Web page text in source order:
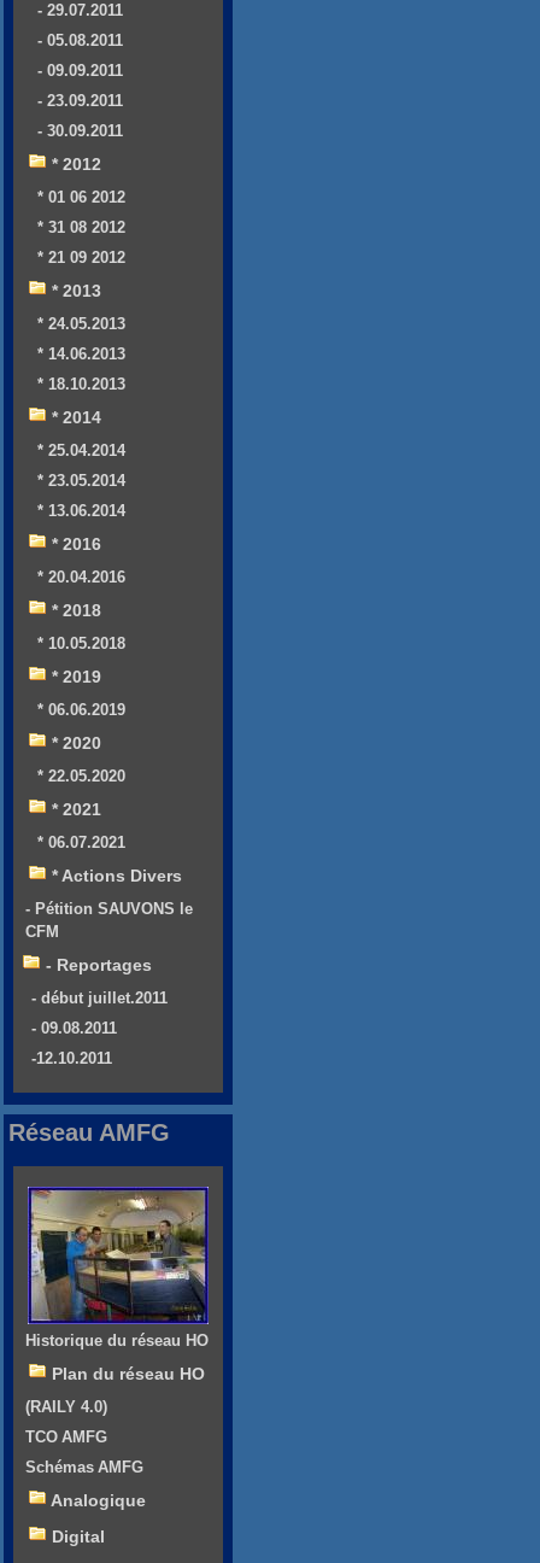
- 29.07.2011
- 05.08.2011
- 09.09.2011
- 23.09.2011
- 30.09.2011
* 2012
* 01 06 2012
* 31 08 2012
* 21 09 2012
* 2013
* 24.05.2013
* 14.06.2013
* 18.10.2013
* 2014
* 25.04.2014
* 23.05.2014
* 13.06.2014
* 2016
* 20.04.2016
* 2018
* 10.05.2018
* 2019
* 06.06.2019
* 2020
* 22.05.2020
* 2021
* 06.07.2021
* Actions Divers
- Pétition SAUVONS le
CFM
- Reportages
- début juillet.2011
- 09.08.2011
-12.10.2011
Réseau AMFG
Historique du réseau HO
Plan du réseau HO
(RAILY 4.0)
TCO AMFG
Schémas AMFG
Analogique
Digital